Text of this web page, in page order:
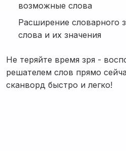
возможные слова
Расширение словарного
слова и их значения
Не теряйте время зря -
решателем слов прямо
сканворд быстро и легко!